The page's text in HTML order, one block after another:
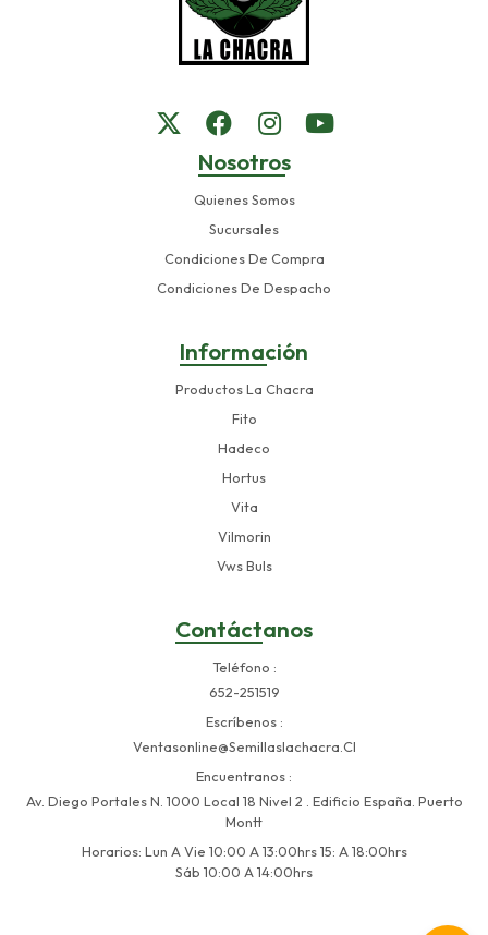
Nosotros
Quienes Somos
Sucursales
Condiciones De Compra
Condiciones De Despacho
Información
Productos La Chacra
Fito
Hadeco
Hortus
Vita
Vilmorin
Vws Buls
Contáctanos
Teléfono
652-251519
Escríbenos
Ventasonline@semillaslachacra.cl
Encuentranos
Av. Diego Portales N. 1000 Local 18 Nivel 2 . Edificio España. Puerto
Montt
Horarios: Lun A Vie 10:00 A 13:00hrs 15: A 18:00hrs
Sáb 10:00 A 14:00hrs